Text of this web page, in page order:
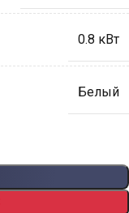
0.8 кВт
Белый